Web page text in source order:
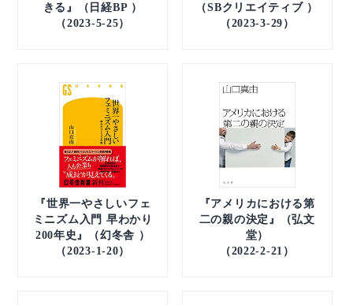
きる』（日経BP ）
（2023-5-25）
（SBクリエイティブ ）
（2023-3-29）
『世界一やさしいフェ
ミニズム入門 早わかり
200年史』（幻冬舎 ）
（2023-1-20）
『アメリカにおける第
二の親の決定』（弘文
堂）
（2022-2-21）